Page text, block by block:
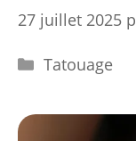
27 juillet 2025
Catégories
Tatouage